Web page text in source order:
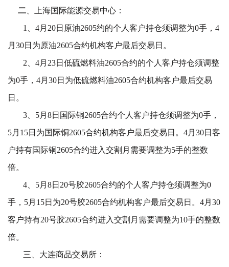
二、上海国际能源交易中心：
1、4月20日原油2605约的个人客户持仓须调整为0手，4
月30日为原油2605合约机构客户最后交易日。
2、4月23日低硫燃料油2605合约的个人客户持仓须调整
为0手，4月30日为低硫燃料油2605合约机构客户最后交易
日。
3、5月8日国际铜2605合约个人客户持仓须调整为0手，
5月15日为国际铜2605合约机构客户最后交易日。4月30日客
户持有国际铜2605合约进入交割月需要调整为5手的整数
倍。
4、5月8日20号胶2605合约的个人客户持仓须调整为0
手，5月15日为20号胶2605合约机构客户最后交易日。4月30
客户持有20号胶2605合约进入交割月需要调整为10手的整数
倍。
三、大连商品交易所：